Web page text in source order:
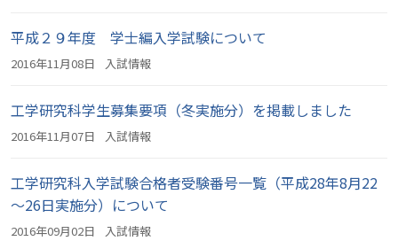
平成２９年度 学士編入学試験について
2016年11月08日 入試情報
工学研究科学生募集要項（冬実施分）を掲載しました
2016年11月07日 入試情報
工学研究科入学試験合格者受験番号一覧（平成28年8月22
～26日実施分）について
2016年09月02日 入試情報